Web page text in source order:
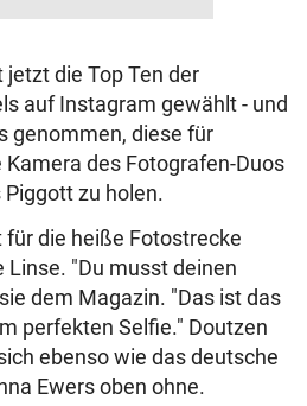
jetzt die Top Ten der
auf Instagram gewählt - und
genommen, diese für
Kamera des Fotografen-Duos
zu holen.
die heiße Fotostrecke
Linse. "Du musst deinen
dem Magazin. "Das ist das
perfekten Selfie." Doutzen
ebenso wie das deutsche
Ewers oben ohne.